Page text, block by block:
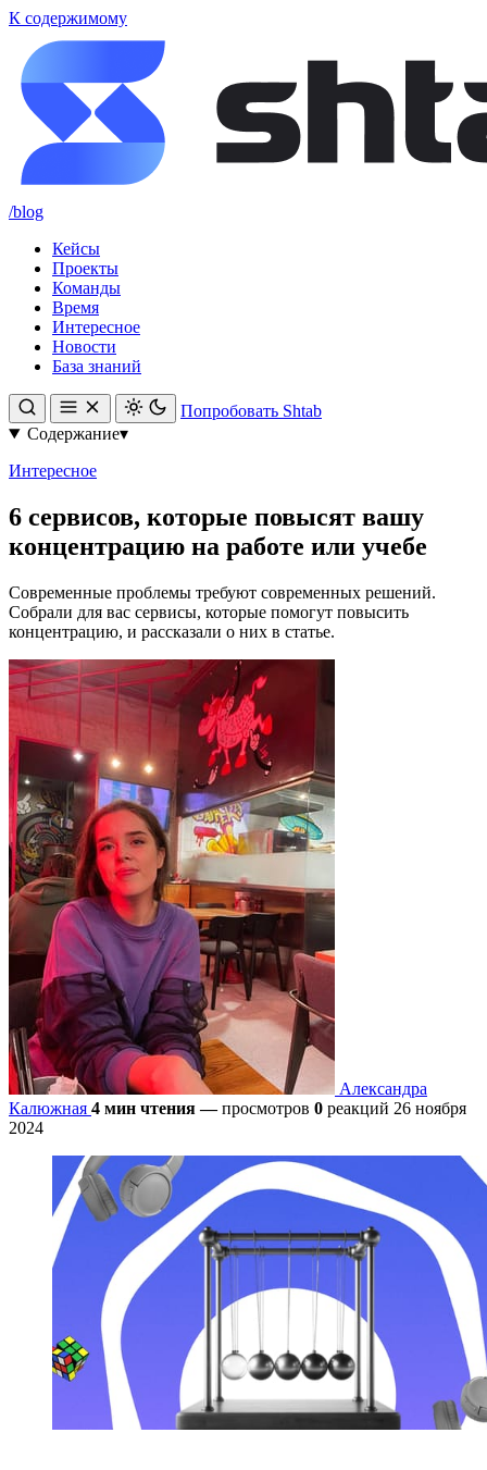
К содержимому
/blog
Кейсы
Проекты
Команды
Время
Интересное
Новости
База знаний
Попробовать Shtab
Содержание▾
Интересное
6 сервисов, которые повысят вашу
концентрацию на работе или учебе
Современные проблемы требуют современных решений.
Собрали для вас сервисы, которые помогут повысить
концентрацию, и рассказали о них в статье.
Александра
Калюжная 4 мин чтения —просмотров 0 реакций 26 ноября
2024